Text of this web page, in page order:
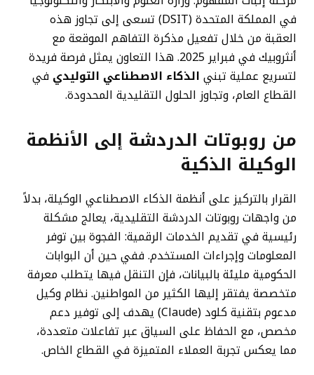
في المملكة المتحدة (DSIT) تسعى إلى تجاوز هذه
العقبة من خلال تفعيل مذكرة التفاهم الموقعة مع
أنثروبيك في فبراير 2025. هذا التعاون يمثل فرصة فريدة
لتسريع عملية تبني الذكاء الاصطناعي التوليدي في
القطاع العام، وتجاوز الحلول التقليدية المحدودة.
من روبوتات الدردشة إلى الأنظمة
الوكيلة الذكية
القرار بالتركيز على أنظمة الذكاء الاصطناعي الوكيلة، بدلاً
من واجهات روبوتات الدردشة التقليدية، يعالج مشكلة
رئيسية في تقديم الخدمات الرقمية: الفجوة بين توفر
المعلومات وإجراءات المستخدم. ففي حين أن البوابات
الحكومية مليئة بالبيانات، فإن التنقل فيها يتطلب معرفة
متخصصة يفتقر إليها الكثير من المواطنين. نظام وكيل
مدعوم بتقنية كلود (Claude) يهدف إلى توفير دعم
مخصص، مع الحفاظ على السياق عبر تفاعلات متعددة،
مما يعكس تجربة العملاء المتميزة في القطاع الخاص.